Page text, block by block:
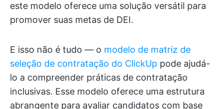
este modelo oferece uma solução versátil para
promover suas metas de DEI.
E isso não é tudo — o modelo de matriz de
seleção de contratação do ClickUp pode ajudá-
lo a compreender práticas de contratação
inclusivas. Esse modelo oferece uma estrutura
abrangente para avaliar candidatos com base